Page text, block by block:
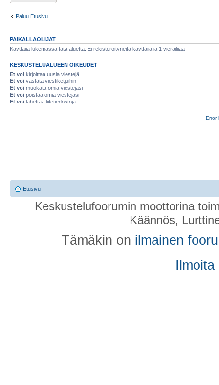
Paluu Etusivu
PAIKALLAOLIJAT
Käyttäjiä lukemassa tätä aluetta: Ei rekisteröityneitä käyttäjiä ja 1 vierailijaa
KESKUSTELUALUEEN OIKEUDET
Et voi kirjoittaa uusia viestejä
Et voi vastata viestiketjuihin
Et voi muokata omia viestejäsi
Et voi poistaa omia viestejäsi
Et voi lähettää liitetiedostoja.
Error
Etusivu
Keskustelufoorumin moottorina
Käännös,
Tämäkin on ilmainen